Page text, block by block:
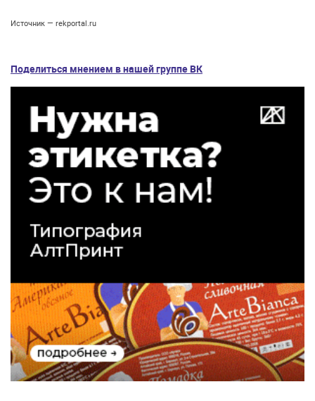
Источник — rekportal.ru
Поделиться мнением в нашей группе ВК